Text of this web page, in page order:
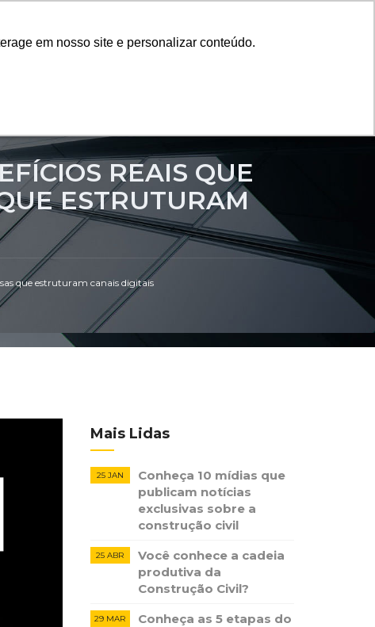
em nosso site e personalizar conteúdo.
em nosso site e personalizar conteúdo.
em nosso site e personalizar conteúdo.
REAIS QUE
ESTRUTURAM
que estruturam canais digitais
Mais Lidas
25 JAN
Conheça 10 mídias que
publicam notícias ​
exclusivas sobre​ ​a
construção​ ​civil
25 ABR
Você conhece a cadeia
produtiva da
Construção Civil?
29 MAR
Conheça as 5 etapas do